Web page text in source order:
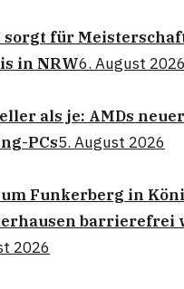
sorgt für
in NRW6. August 2026
als je: AMDs
PCs5. August 2026
Funkerberg in
barrierefrei
2026